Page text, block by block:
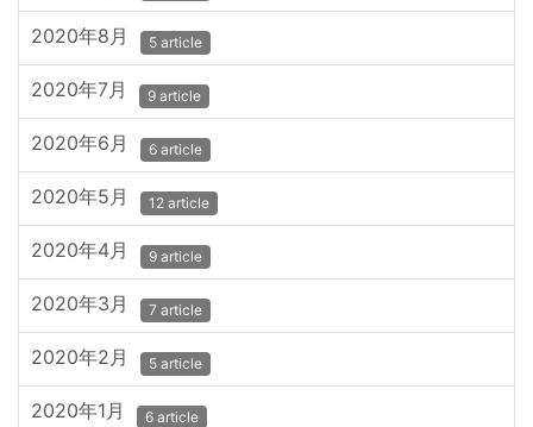
2020年8月 5 article
2020年7月 9 article
2020年6月 6 article
2020年5月 12 article
2020年4月 9 article
2020年3月 7 article
2020年2月 5 article
2020年1月 6 article